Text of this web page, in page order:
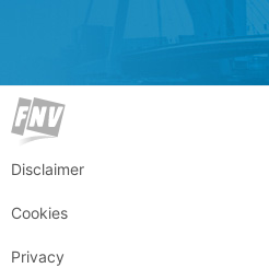
Disclaimer
Cookies
Privacy